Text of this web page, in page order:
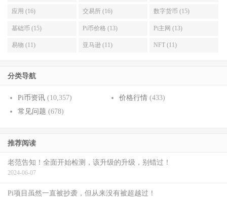
应用 (16) 交易所 (16) 数字货币 (15)
基础币 (15) Pi币价格 (13) Pi主网 (13)
易物 (11) 亚马逊 (11) NFT (11)
分类导航
Pi币资讯 (10,357) 价格行情(433)
常见问题 (678)
推荐阅读
老范告知！全面开始检测，该升级的升级，别错过！
2024-06-07
Pi项目虽然一直被抄袭，但从来没有被超越过！